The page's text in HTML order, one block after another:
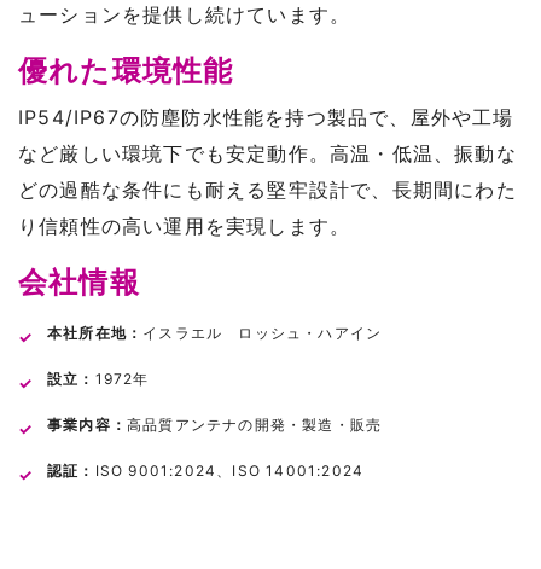
ューションを提供し続けています。
優れた環境性能
IP54/IP67の防塵防水性能を持つ製品で、屋外や工場
など厳しい環境下でも安定動作。高温・低温、振動な
どの過酷な条件にも耐える堅牢設計で、長期間にわた
り信頼性の高い運用を実現します。
会社情報
本社所在地： イスラエル ロッシュ・ハアイン
設立： 1972年
事業内容： 高品質アンテナの開発・製造・販売
認証： ISO 9001:2024、ISO 14001:2024